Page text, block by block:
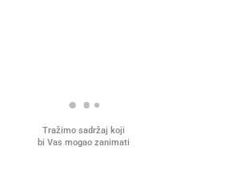
Tražimo sadržaj koji
bi Vas mogao zanimati